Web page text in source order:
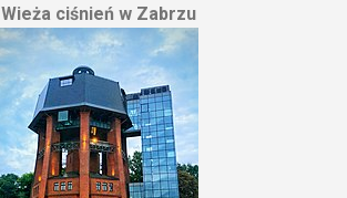
Wieża ciśnień w Zabrzu